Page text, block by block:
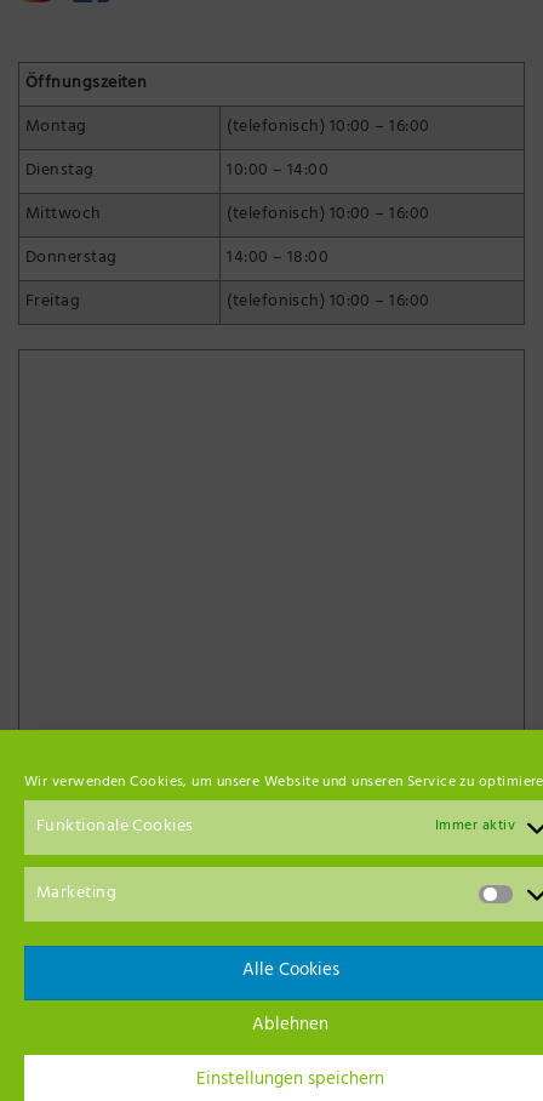
Wir verwenden Cookies, um unsere Website und unseren Service zu
Funktionale Cookies Immer aktiv
Marketing
Alle Cookies
Ablehnen
Einstellungen speichern
Öffnungszeiten
Montag
(telefonisch) 10:00 – 16:00
Dienstag
10:00 – 14:00
Mittwoch
(telefonisch) 10:00 – 16:00
Donnerstag
14:00 – 18:00
Freitag
(telefonisch) 10:00 – 16:00
Unsere Netzwerk-Partner